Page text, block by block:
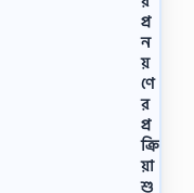
প্র
ন
য়
ণে
র
প্র
ক্রি
য়া
শু